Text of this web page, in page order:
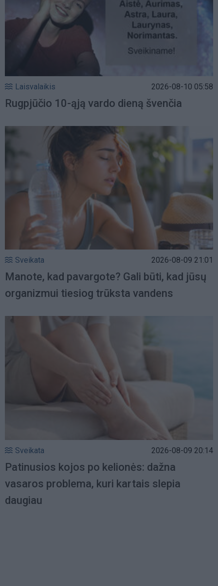
Laisvalaikis 2026-08-10 05:58
Rugpjūčio 10-ąją vardo dieną švenčia
Sveikata 2026-08-09 21:01
Manote, kad pavargote? Gali būti, kad jūsų
organizmui tiesiog trūksta vandens
Sveikata 2026-08-09 20:14
Patinusios kojos po kelionės: dažna
vasaros problema, kuri kartais slepia
daugiau